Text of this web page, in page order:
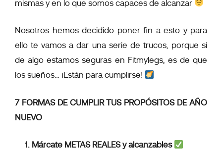
mismas y en lo que somos capaces de alcanzar
Nosotros hemos decidido poner fin a esto y para
ello te vamos a dar una serie de trucos, porque si
de algo estamos seguras en Fitmylegs, es de que
los sueños… ¡Están para cumplirse!
7 FORMAS DE CUMPLIR TUS PROPÓSITOS DE AÑO
NUEVO
1. Márcate METAS REALES y alcanzables